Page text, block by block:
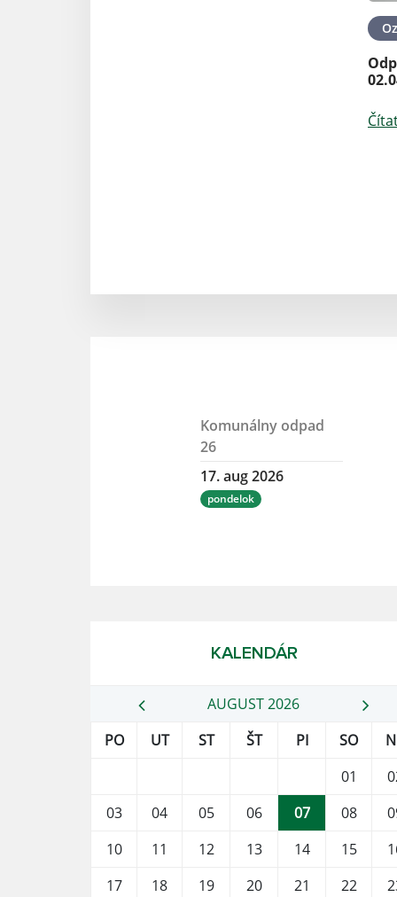
Komunálny odpad
26
17. aug 2026
pondelok
KALENDÁR
AUGUST 2026
PO
UT ST ŠT PI SO
01
03
04 05 06 07 08
10
11 12 13 14 15
17
18 19 20 21 22